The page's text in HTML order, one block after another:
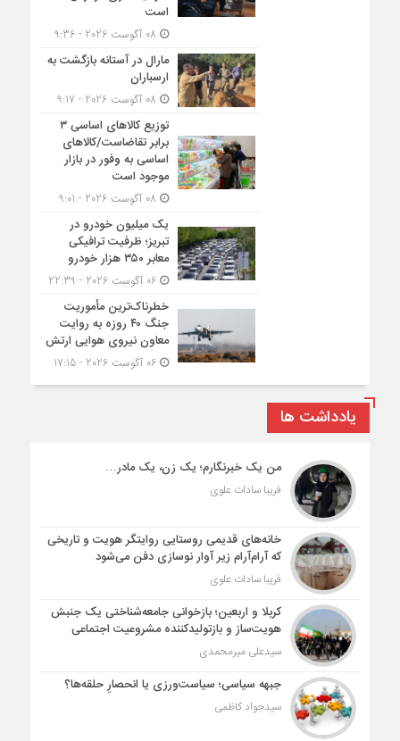
است
مارال در آستانه بازگشت به
ارسباران
توزیع کالاهای اساسی ۳
برابر تقاضاست/کالاهای
اساسی به وفور در بازار
موجود است
یک میلیون خودرو در
تبریز؛ ظرفیت ترافیکی
معابر ۳۵۰ هزار خودرو
06 آگوست 2026 - 22:39
خطرناک‌ترین مأموریت
جنگ ۴۰ روزه به روایت
معاون نیروی هوایی ارتش
06 آگوست 2026 - 17:15
یادداشت ها
من یک خبرنگارم؛ یک زن، یک مادر…
فریبا سادات علوی
خانه‌های قدیمی روستایی روایتگر هویت و تاریخی
که آرام‌آرام زیر آوار نوسازی دفن می‌شود
فریبا سادات علوی
کربلا و اربعین؛ بازخوانی جامعه‌شناختی یک جنبش
هویت‌ساز و بازتولیدکننده مشروعیت اجتماعی
سیدعلی میرمحمدی
جبهه سیاسی؛ سیاست‌ورزی یا انحصارِ حلقه‌ها؟
سیدجواد کاظمی